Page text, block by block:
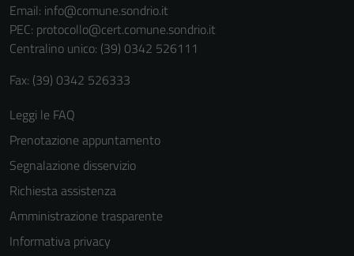
Email: info@comune.sondrio.it
PEC: protocollo@cert.comune.sondrio.it
Centralino unico: (39) 0342 526111
Fax: (39) 0342 526333
Leggi le FAQ
Prenotazione appuntamento
Segnalazione disservizio
Richiesta assistenza
Amministrazione trasparente
Informativa privacy